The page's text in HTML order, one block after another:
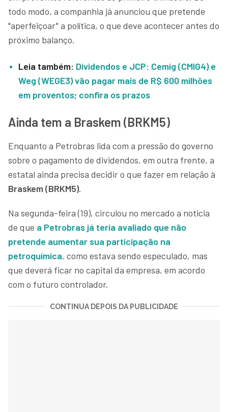
todo modo, a companhia já anunciou que pretende
"aperfeiçoar" a política, o que deve acontecer antes do
próximo balanço.
Leia também: Dividendos e JCP: Cemig (CMIG4) e
Weg (WEGE3) vão pagar mais de R$ 600 milhões
em proventos; confira os prazos
Ainda tem a Braskem (BRKM5)
Enquanto a Petrobras lida com a pressão do governo
sobre o pagamento de dividendos, em outra frente, a
estatal ainda precisa decidir o que fazer em relação à
Braskem (BRKM5).
Na segunda-feira (19), circulou no mercado a noticia
de que a Petrobras já teria avaliado que não
pretende aumentar sua participação na
petroquímica, como estava sendo especulado, mas
que deverá ficar no capital da empresa, em acordo
com o futuro controlador.
CONTINUA DEPOIS DA PUBLICIDADE